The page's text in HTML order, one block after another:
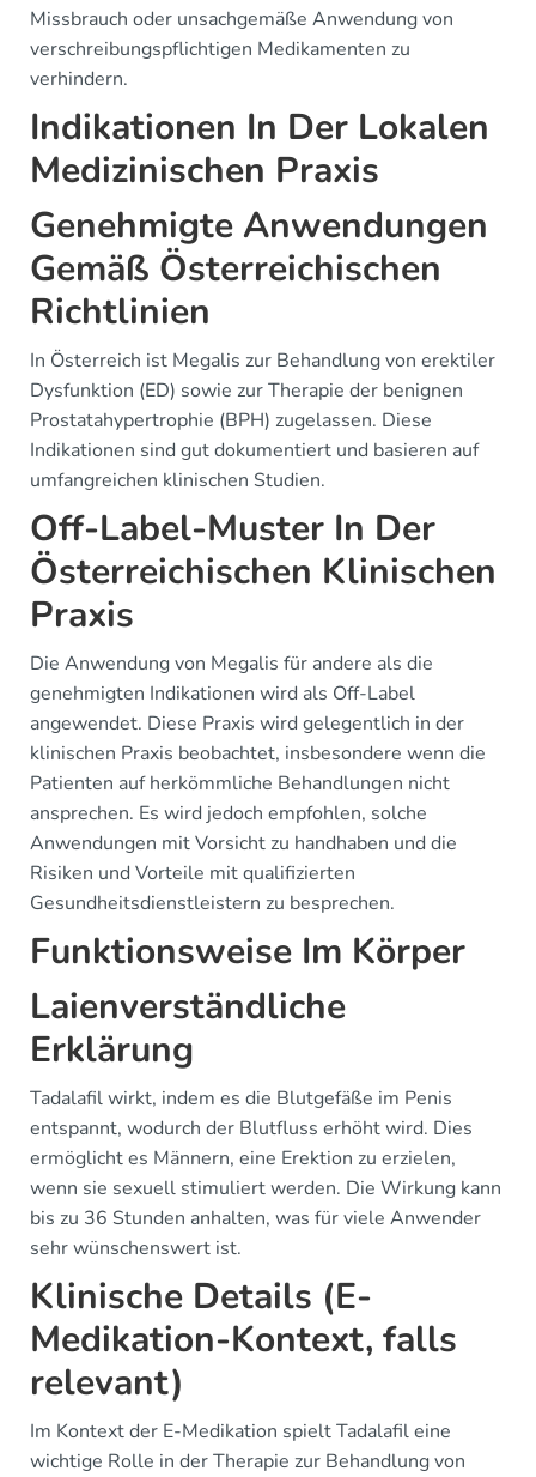
Missbrauch oder unsachgemäße Anwendung von
verschreibungspflichtigen Medikamenten zu
verhindern.
Indikationen In Der Lokalen
Medizinischen Praxis
Genehmigte Anwendungen
Gemäß Österreichischen
Richtlinien
In Österreich ist Megalis zur Behandlung von erektiler
Dysfunktion (ED) sowie zur Therapie der benignen
Prostatahypertrophie (BPH) zugelassen. Diese
Indikationen sind gut dokumentiert und basieren auf
umfangreichen klinischen Studien.
Off-Label-Muster In Der
Österreichischen Klinischen
Praxis
Die Anwendung von Megalis für andere als die
genehmigten Indikationen wird als Off-Label
angewendet. Diese Praxis wird gelegentlich in der
klinischen Praxis beobachtet, insbesondere wenn die
Patienten auf herkömmliche Behandlungen nicht
ansprechen. Es wird jedoch empfohlen, solche
Anwendungen mit Vorsicht zu handhaben und die
Risiken und Vorteile mit qualifizierten
Gesundheitsdienstleistern zu besprechen.
Funktionsweise Im Körper
Laienverständliche
Erklärung
Tadalafil wirkt, indem es die Blutgefäße im Penis
entspannt, wodurch der Blutfluss erhöht wird. Dies
ermöglicht es Männern, eine Erektion zu erzielen,
wenn sie sexuell stimuliert werden. Die Wirkung kann
bis zu 36 Stunden anhalten, was für viele Anwender
sehr wünschenswert ist.
Klinische Details (E-
Medikation-Kontext, falls
relevant)
Im Kontext der E-Medikation spielt Tadalafil eine
wichtige Rolle in der Therapie zur Behandlung von